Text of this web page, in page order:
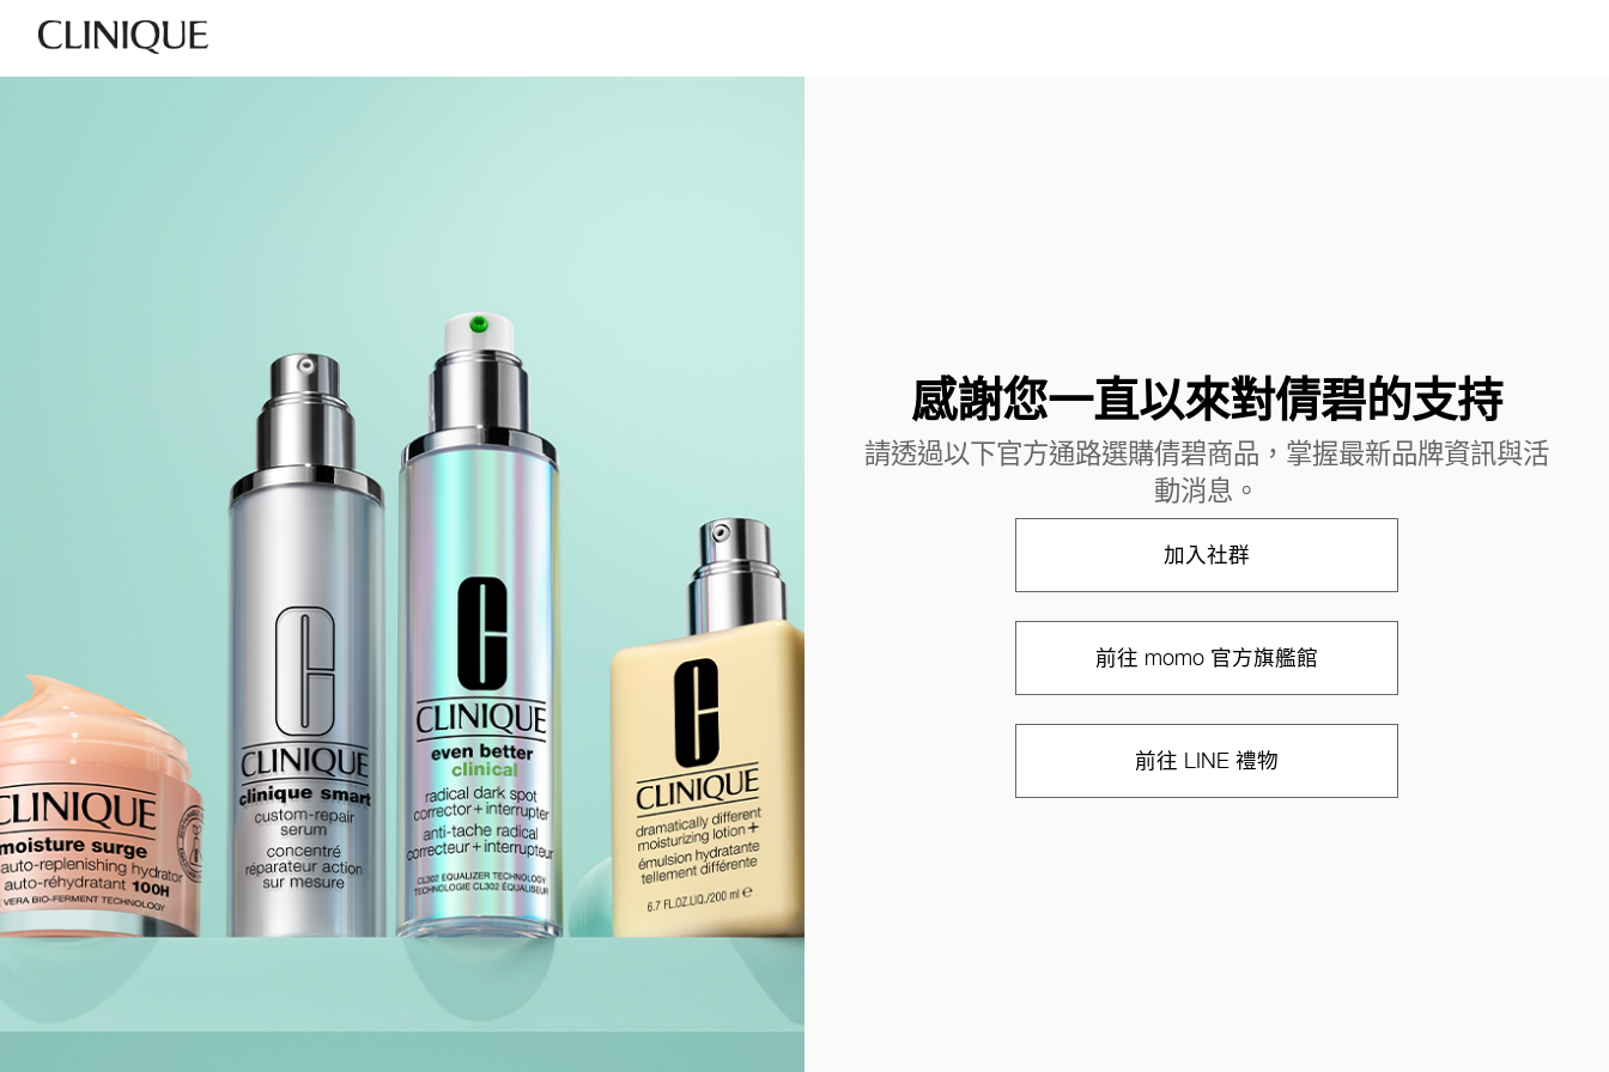
感謝您一直以來對倩碧的支持
請透過以下官方通路選購倩碧商品，掌握最新品牌資訊與活
動消息。
加入社群
前往 momo 官方旗艦館
前往 LINE 禮物